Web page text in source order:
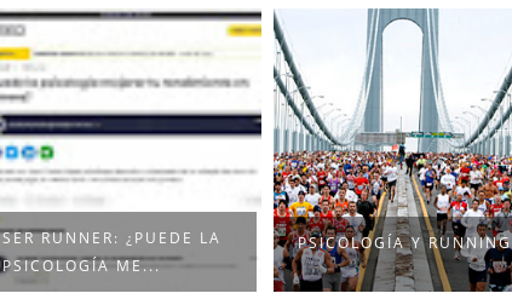
SER RUNNER: ¿PUEDE LA
PSICOLOGÍA ME...
PSICOLOGÍA Y RUNNING